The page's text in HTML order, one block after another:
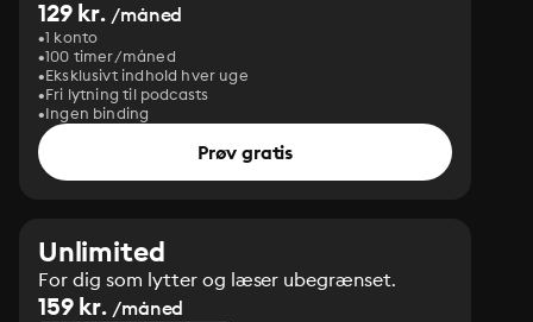
129 kr. /måned
1 konto
100 timer/måned
Eksklusivt indhold hver uge
Fri lytning til podcasts
Ingen binding
Prøv gratis
Unlimited
For dig som lytter og læser ubegrænset.
159 kr. /måned